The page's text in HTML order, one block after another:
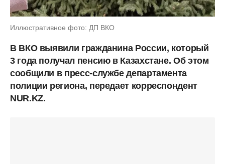
Иллюстративное фото: ДП ВКО
В ВКО выявили гражданина России, который
3 года получал пенсию в Казахстане. Об этом
сообщили в пресс-службе департамента
полиции региона, передает корреспондент
NUR.KZ.